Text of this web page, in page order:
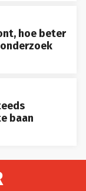
hoe beter
baan